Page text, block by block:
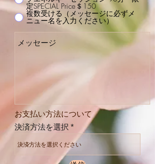
定SPECIAL Price＄150
複数受ける（メッセージに必ずメ
ニュー名を入力ください）
​お支払い方法について
決済方法を選択